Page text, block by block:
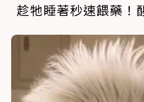
趁牠睡著秒速餵藥！